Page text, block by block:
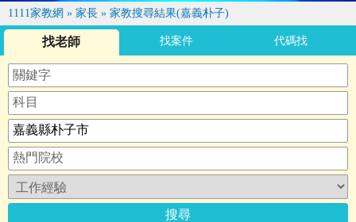
1111家教網 » 家長 » 家教搜尋結果(嘉義朴子)
找老師 找案件 代碼找